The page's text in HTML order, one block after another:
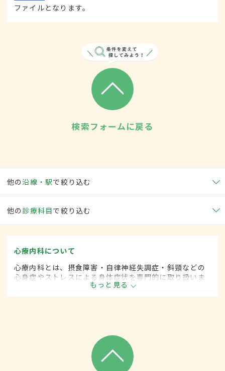
ファイルとなります。
検索フォームに戻る
他の沿線・駅で絞り込む
他の 診療科目で絞り込む
心療内科について
心療内科とは、摂食障害・自律神経失調症・斜頸などの
心身症やストレスによる身体症状を専門的に取り扱いま
もっと見る